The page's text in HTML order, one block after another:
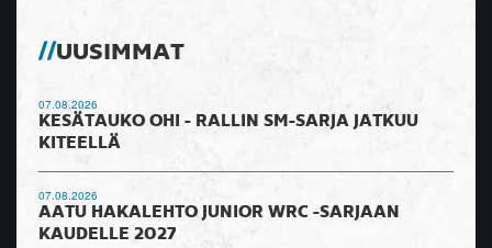
UUSIMMAT
07.08.2026
KESÄTAUKO OHI - RALLIN SM-SARJA JATKUU
KITEELLÄ
07.08.2026
AATU HAKALEHTO JUNIOR WRC -SARJAAN
KAUDELLE 2027